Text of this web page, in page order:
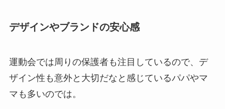
デザインやブランドの安心感
運動会では周りの保護者も注目しているので、デ
ザイン性も意外と大切だなと感じているパパやマ
マも多いのでは。